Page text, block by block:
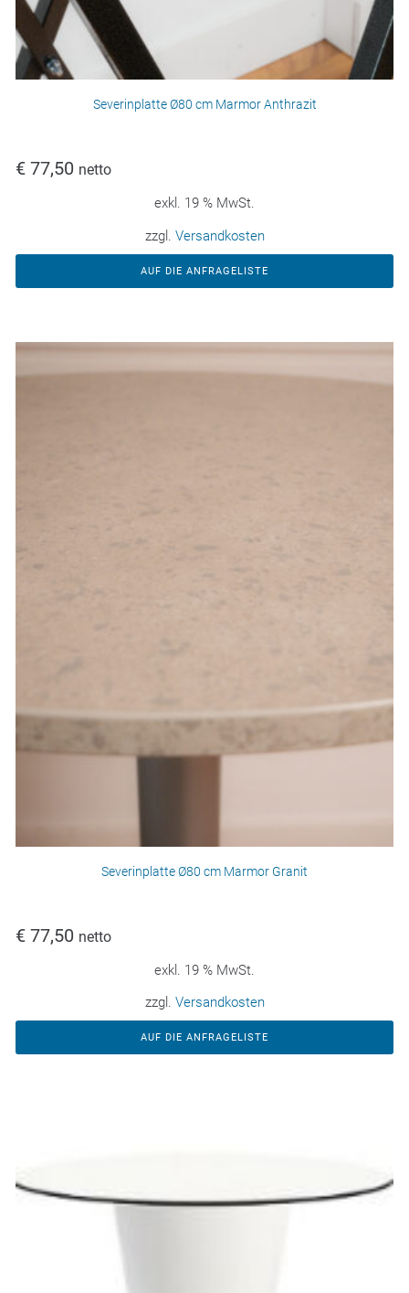
Severinplatte Ø80 cm Marmor Anthrazit
€ 77,50 netto
exkl. 19 % MwSt.
zzgl. Versandkosten
AUF DIE ANFRAGELISTE
Severinplatte Ø80 cm Marmor Granit
€ 77,50 netto
exkl. 19 % MwSt.
zzgl. Versandkosten
AUF DIE ANFRAGELISTE